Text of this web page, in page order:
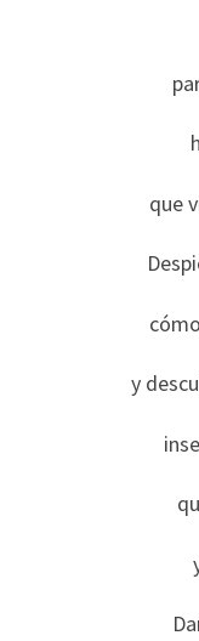
que
y